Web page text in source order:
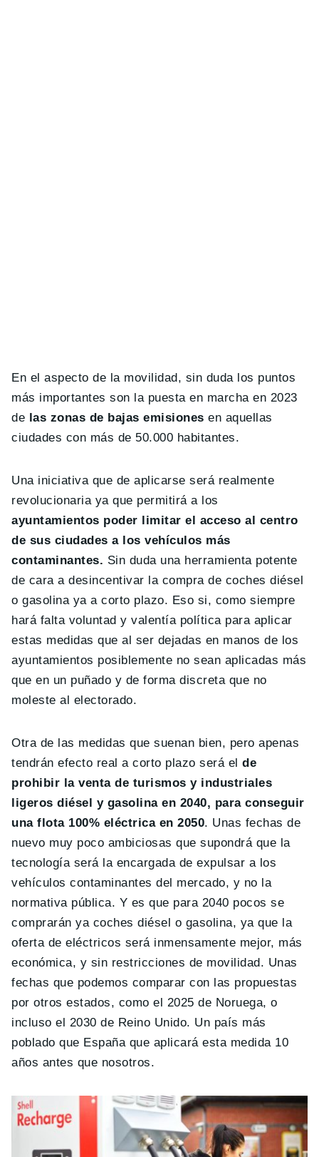
En el aspecto de la movilidad, sin duda los puntos
más importantes son la puesta en marcha en 2023
de las zonas de bajas emisiones en aquellas
ciudades con más de 50.000 habitantes.
Una iniciativa que de aplicarse será realmente
revolucionaria ya que permitirá a los
ayuntamientos poder limitar el acceso al centro
de sus ciudades a los vehículos más
contaminantes. Sin duda una herramienta potente
de cara a desincentivar la compra de coches diésel
o gasolina ya a corto plazo. Eso si, como siempre
hará falta voluntad y valentía política para aplicar
estas medidas que al ser dejadas en manos de los
ayuntamientos posiblemente no sean aplicadas más
que en un puñado y de forma discreta que no
moleste al electorado.
Otra de las medidas que suenan bien, pero apenas
tendrán efecto real a corto plazo será elde
prohibir la venta de turismos y industriales
ligeros diésel y gasolina en 2040, para conseguir
una flota 100% eléctrica en 2050. Unas fechas de
nuevo muy poco ambiciosas que supondrá que la
tecnología será la encargada de expulsar a los
vehículos contaminantes del mercado, y no la
normativa pública. Y es que para 2040 pocos se
comprarán ya coches diésel o gasolina, ya que la
oferta de eléctricos será inmensamente mejor, más
económica, y sin restricciones de movilidad. Unas
fechas que podemos comparar con las propuestas
por otros estados, como el 2025 de Noruega, o
incluso el 2030 de Reino Unido. Un país más
poblado que España que aplicará esta medida 10
años antes que nosotros.